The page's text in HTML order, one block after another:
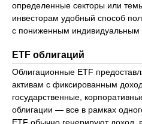
определенные секторы или
инвесторам удобный способ
с пониженным индивидуальным
ETF облигаций
Облигационные ETF
активам с фиксированным
государственные,
облигации — все в рамках